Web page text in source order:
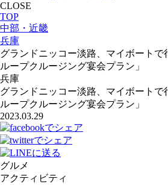
CLOSE
TOP
中部・近畿
兵庫
グランドニッコー淡路、マイボート
ループクルージング宴会プラン」
兵庫
グランドニッコー淡路、マイボート
ループクルージング宴会プラン」
2023.03.29
グルメ
アクティビティ